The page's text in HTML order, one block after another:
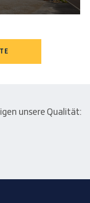
unsere Qualität: